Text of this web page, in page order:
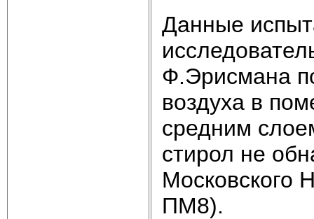
Данные
Ф.Эрисмана
воздуха в
средним
стирол не
ПМ8).